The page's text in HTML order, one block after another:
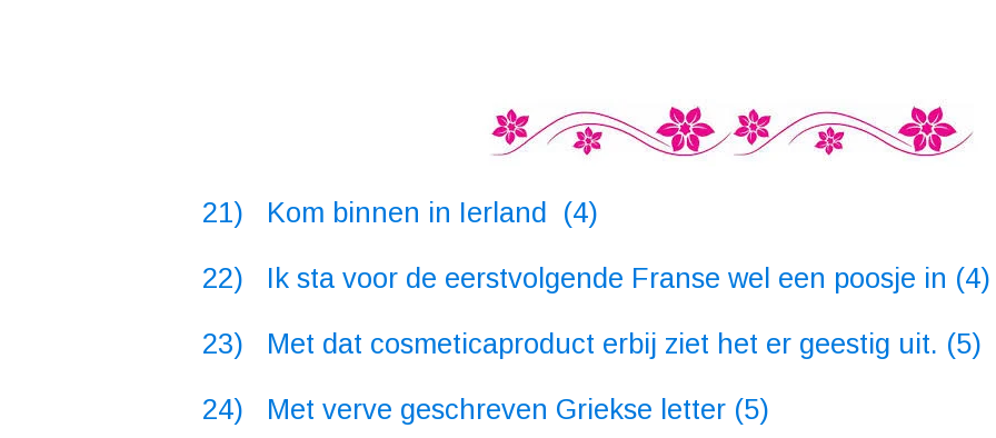
21) Kom binnen in Ierland (4)
22) Ik sta voor de eerstvolgende Franse wel een poosje in (4)
23) Met dat cosmeticaproduct erbij ziet het er geestig uit. (5)
24) Met verve geschreven Griekse letter (5)